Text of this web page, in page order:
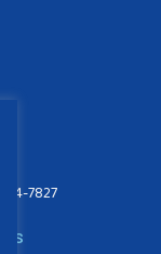
7827